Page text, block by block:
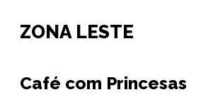
ZONA LESTE
Café com Princesas